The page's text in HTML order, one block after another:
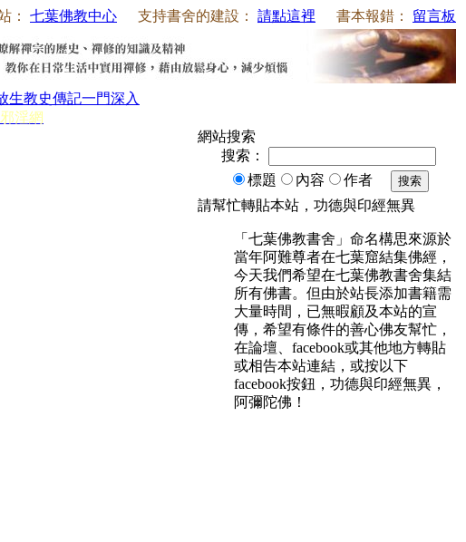
： 七葉佛教中心 支持書舍的建設： 請點這裡 書本報錯： 留言板
生教史傳記一門深入
淫網
網站搜索
搜索：
標題
內容 作者 搜索
請幫忙轉貼本站，功德與印經無異
「七葉佛教書舍」命名構思來源於
當年阿難尊者在七葉窟結集佛經，
今天我們希望在七葉佛教書舍集結
所有佛書。但由於站長添加書籍需
大量時間，已無暇顧及本站的宣
傳，希望有條件的善心佛友幫忙，
在論壇、facebook或其他地方轉貼
或相告本站連結，或按以下
facebook按鈕，功德與印經無異，
阿彌陀佛！